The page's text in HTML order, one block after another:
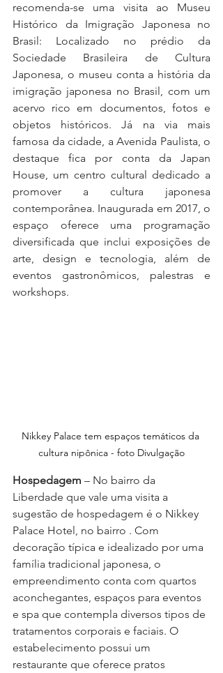
recomenda-se uma visita ao Museu
Histórico da Imigração Japonesa no
Brasil: Localizado no prédio da
Sociedade Brasileira de Cultura
Japonesa, o museu conta a história da
imigração japonesa no Brasil, com um
acervo rico em documentos, fotos e
objetos históricos. Já na via mais
famosa da cidade, a Avenida Paulista, o
destaque fica por conta da Japan
House, um centro cultural dedicado a
promover a cultura japonesa
contemporânea. Inaugurada em 2017, o
espaço oferece uma programação
diversificada que inclui exposições de
arte, design e tecnologia, além de
eventos gastronômicos, palestras e
workshops.
Nikkey Palace tem espaços temáticos da
cultura nipônica - foto Divulgação
Hospedagem – No bairro da
Liberdade que vale uma visita a
sugestão de hospedagem é o Nikkey
Palace Hotel, no bairro . Com
decoração típica e idealizado por uma
família tradicional japonesa, o
empreendimento conta com quartos
aconchegantes, espaços para eventos
e spa que contempla diversos tipos de
tratamentos corporais e faciais. O
estabelecimento possui um
restaurante que oferece pratos